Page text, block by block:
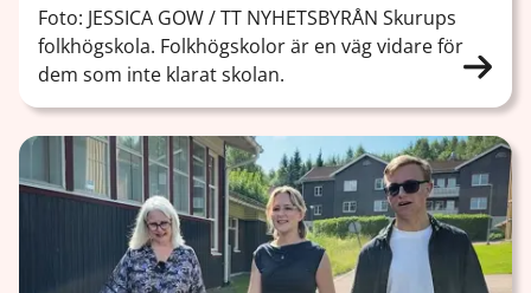
Foto: JESSICA GOW / TT NYHETSBYRÅN Skurups
folkhögskola. Folkhögskolor är en väg vidare för
dem som inte klarat skolan.